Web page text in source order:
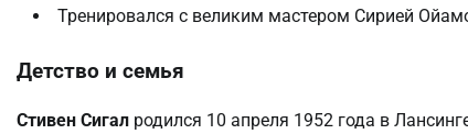
Тренировался с великим мастером Сирией
Детство и семья
Стивен Сигал родился 10 апреля 1952 года в